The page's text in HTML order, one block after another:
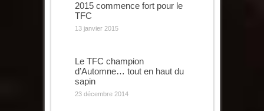
2015 commence fort pour le
TFC
13 janvier 2015
Le TFC champion
d’Automne… tout en haut du
sapin
23 décembre 2014